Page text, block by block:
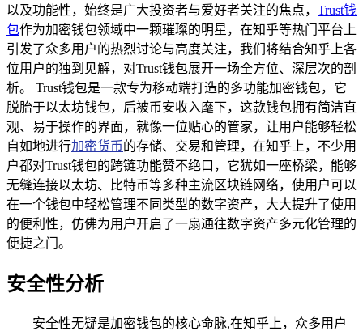
以及功能性，始终是广大投资者与爱好者关注的焦点， Trust钱
包作为加密钱包领域中一颗璀璨的明星，在知乎等热门平台上
引发了众多用户的热烈讨论与高度关注，我们将结合知乎上各
位用户的独到见解，对Trust钱包展开一场全方位、深层次的剖
析。 Trust钱包是一款专为移动端打造的多功能加密钱包，它
脱胎于以太坊钱包，后被币安收入麾下，这款钱包拥有简洁直
观、易于操作的界面，就像一位贴心的管家，让用户能够轻松
自如地进行加密货币的存储、交易和管理，在知乎上，不少用
户都对Trust钱包的跨链功能赞不绝口，它犹如一座桥梁，能够
无缝连接以太坊、比特币等多种主流区块链网络，使用户可以
在一个钱包中轻松管理不同类型的数字资产，大大提升了使用
的便利性，仿佛为用户开启了一扇通往数字资产多元化管理的
便捷之门。
安全性分析
安全性无疑是加密钱包的核心命脉,在知乎上，众多用户